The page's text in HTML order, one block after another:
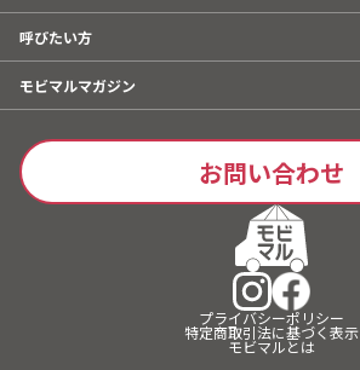
キッチンカーで出店したい方
呼びたい方
モビマルマガジン
お問い合わせ
プライバシーポリシー
特定商取引法に基づく表示
モビマルとは